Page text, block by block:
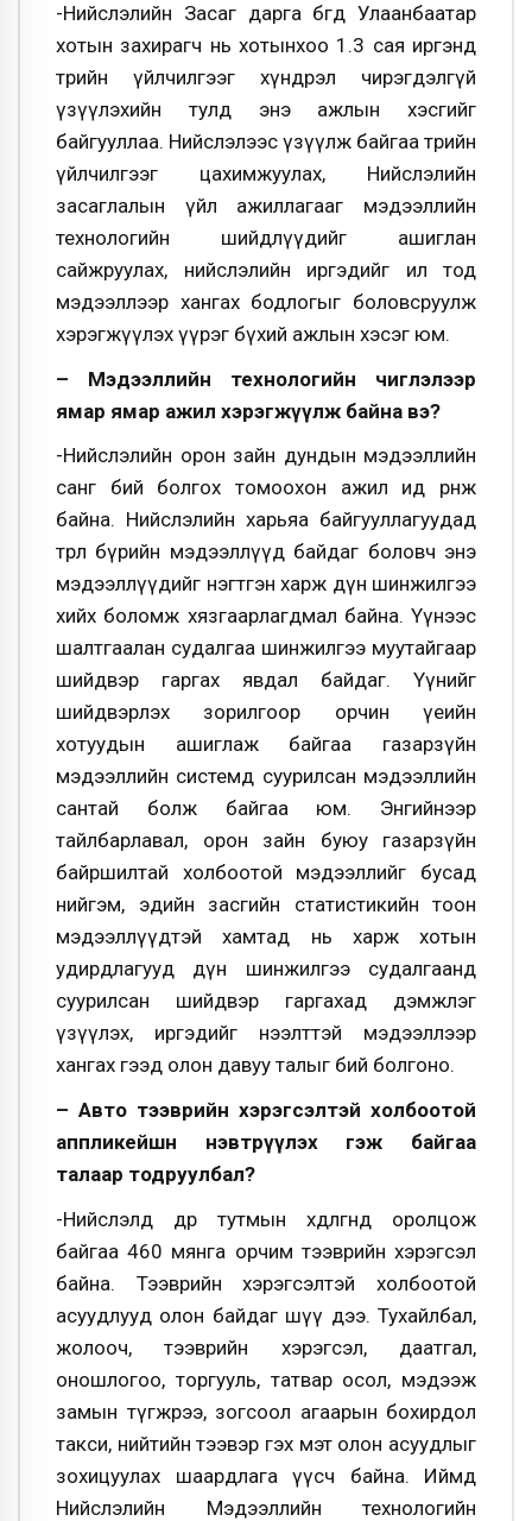
-Нийслэлийн Засаг дарга бөгөөд Улаанбаатар
хотын захирагч нь хотынхоо 1.3 сая иргэнд
төрийн үйлчилгээг хүндрэл чирэгдэлгүй
үзүүлэхийн тулд энэ ажлын хэсгийг
байгууллаа. Нийслэлээс үзүүлж байгаа төрийн
үйлчилгээг цахимжуулах, Нийслэлийн
засаглалын үйл ажиллагааг мэдээллийн
технологийн шийдлүүдийг ашиглан
сайжруулах, нийслэлийн иргэдийг ил тод
мэдээллээр хангах бодлогыг боловсруулж
хэрэгжүүлэх үүрэг бүхий ажлын хэсэг юм.
– Мэдээллийн технологийн чиглэлээр
ямар ямар ажил хэрэгжүүлж байна вэ?
-Нийслэлийн орон зайн дундын мэдээллийн
санг бий болгох томоохон ажил ид өрнөж
байна. Нийслэлийн харьяа байгууллагуудад
төрөл бүрийн мэдээллүүд байдаг боловч энэ
мэдээллүүдийг нэгтгэн харж дүн шинжилгээ
хийх боломж хязгаарлагдмал байна. Үүнээс
шалтгаалан судалгаа шинжилгээ муутайгаар
шийдвэр гаргах явдал байдаг. Үүнийг
шийдвэрлэх зорилгоор орчин үеийн
хотуудын ашиглаж байгаа газарзүйн
мэдээллийн системд суурилсан мэдээллийн
сантай болж байгаа юм. Энгийнээр
тайлбарлавал, орон зайн буюу газарзүйн
байршилтай холбоотой мэдээллийг бусад
нийгэм, эдийн засгийн статистикийн тоон
мэдээллүүдтэй хамтад нь харж хотын
удирдлагууд дүн шинжилгээ судалгаанд
суурилсан шийдвэр гаргахад дэмжлэг
үзүүлэх, иргэдийг нээлттэй мэдээллээр
хангах гээд олон давуу талыг бий болгоно.
– Авто тээврийн хэрэгсэлтэй холбоотой
аппликейшн нэвтрүүлэх гэж байгаа
талаар тодруулбал?
-Нийслэлд өдөр тутмын хөдөлгөөнд оролцож
байгаа 460 мянга орчим тээврийн хэрэгсэл
байна. Тээврийн хэрэгсэлтэй холбоотой
асуудлууд олон байдаг шүү дээ. Тухайлбал,
жолооч, тээврийн хэрэгсэл, даатгал,
оношлогоо, торгууль, татвар осол, мэдээж
замын түгжрээ, зогсоол агаарын бохирдол
такси, нийтийн тээвэр гэх мэт олон асуудлыг
зохицуулах шаардлага үүсч байна. Иймд
Нийслэлийн Мэдээллийн технологийн